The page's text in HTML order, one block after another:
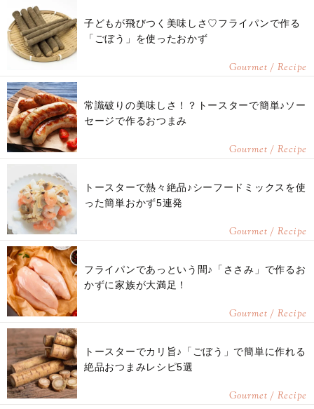
子どもが飛びつく美味しさ♡フライパンで作る
「ごぼう」を使ったおかず
Gourmet / Recipe
常識破りの美味しさ！？トースターで簡単♪ソー
セージで作るおつまみ
Gourmet / Recipe
トースターで熱々絶品♪シーフードミックスを使
った簡単おかず5連発
Gourmet / Recipe
フライパンであっという間♪「ささみ」で作るお
かずに家族が大満足！
Gourmet / Recipe
トースターでカリ旨♪「ごぼう」で簡単に作れる
絶品おつまみレシピ5選
Gourmet / Recipe